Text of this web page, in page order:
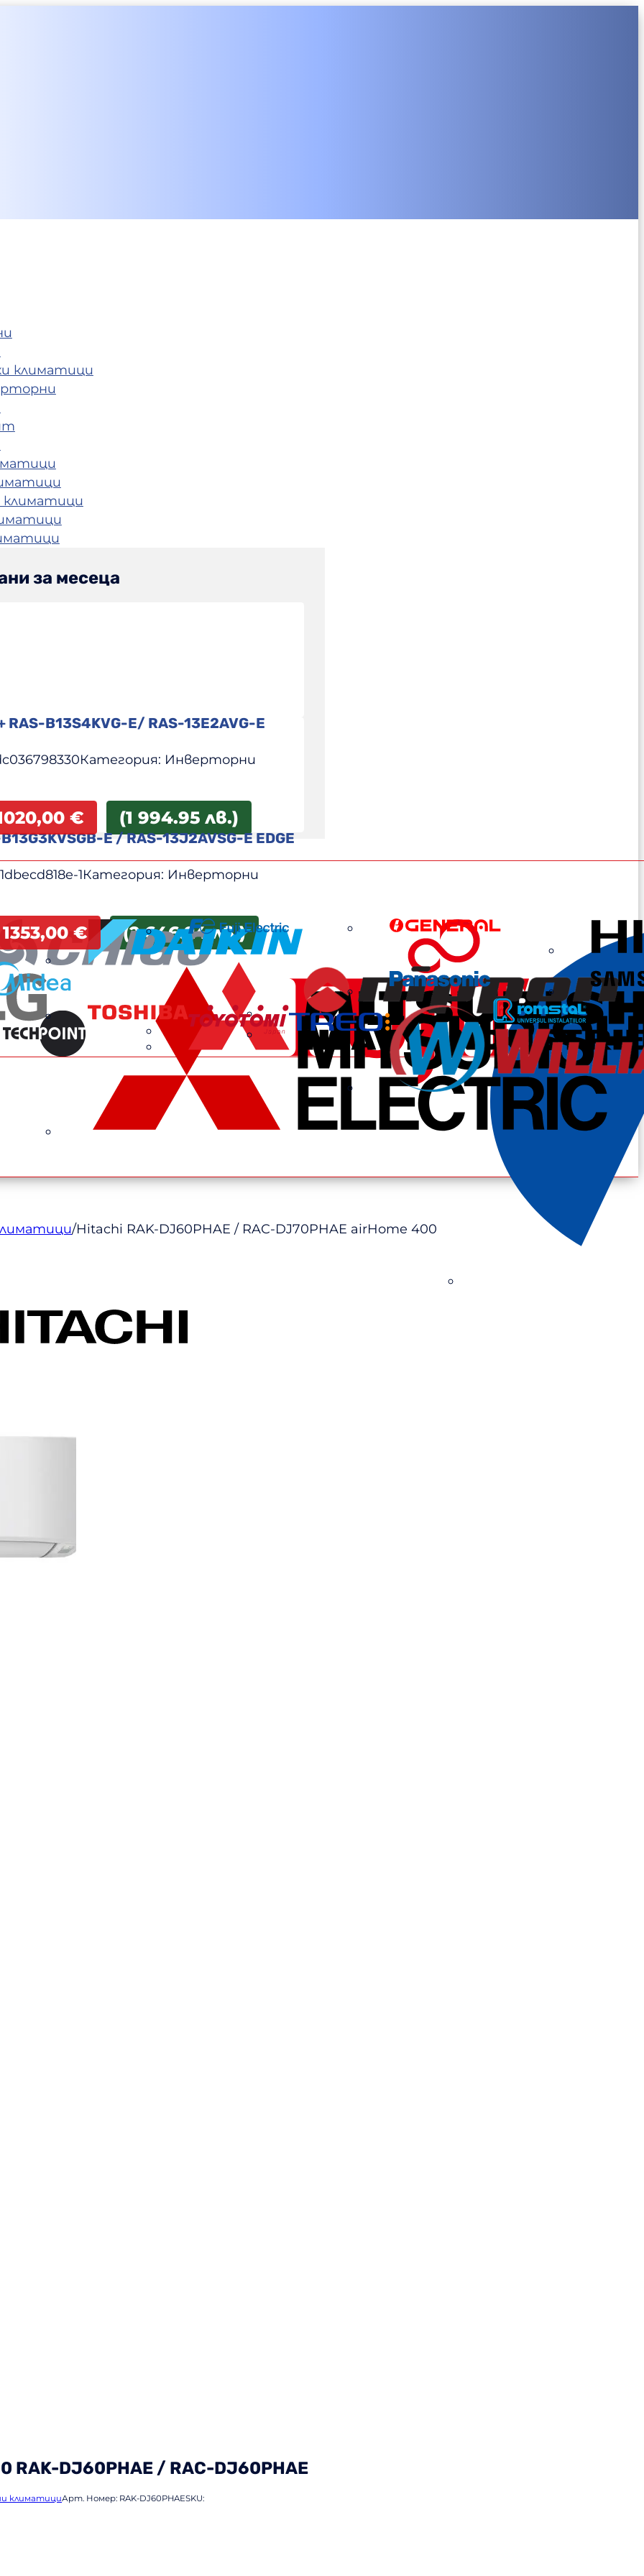
климатици
климатици
за месеца
RAS-B13S4KVG-E/ RAS-13E2AVG-E
Категория: Инверторни
€ (1 994.95 лв.)
E / RAS-13J2AVSG-E EDGE
1Категория: Инверторни
1353,00 € (2 646.24 лв.)
/Hitachi RAK-DJ60PHAE / RAC-DJ70PHAE airHome 400
RAK-DJ60PHAE / RAC-DJ60PHAE
климатициАрт. Номер: RAK-DJ60PHAESKU: